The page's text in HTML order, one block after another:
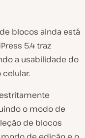
blocos ainda está
5.4 traz
a usabilidade do
o modo de
de blocos